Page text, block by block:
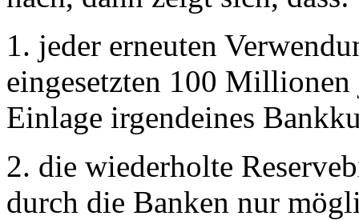
1. jeder erneuten
eingesetzten 100 Millionen
Einlage irgendeines
2. die wiederholte
durch die Banken nur